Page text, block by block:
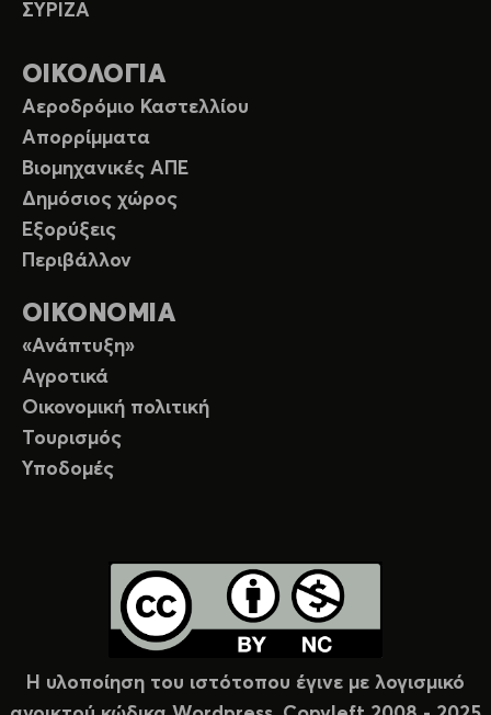
ΣΥΡΙΖΑ
ΟΙΚΟΛΟΓΙΑ
Αεροδρόμιο Καστελλίου
Απορρίμματα
Βιομηχανικές ΑΠΕ
Δημόσιος χώρος
Εξορύξεις
Περιβάλλον
ΟΙΚΟΝΟΜΙΑ
«Ανάπτυξη»
Αγροτικά
Οικονομική πολιτική
Τουρισμός
Υποδομές
Η υλοποίηση του ιστότοπου έγινε με λογισμικό